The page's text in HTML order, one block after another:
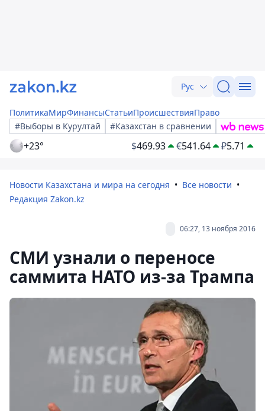
Рус
ПолитикаМирФинансыСтатьиПроисшествияПраво
#Выборы в Курултай
#Казахстан в сравнении
+23° $469.93 €541.64 ₽5.71
Новости Казахстана и мира на сегодня
Все новости
Редакция Zakon.kz
06:27, 13 ноября 2016
СМИ узнали о переносе
саммита НАТО из-за Трампа